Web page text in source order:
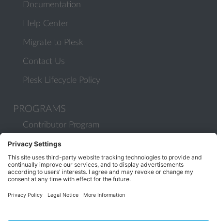
Documentation
Help Center
Migrate to Plesk
Contact Us
Plesk Lifecycle Policy
PROGRAMS
Contributor Program
Partner Program
COMMUNITY